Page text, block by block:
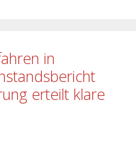
in
erteilt klare